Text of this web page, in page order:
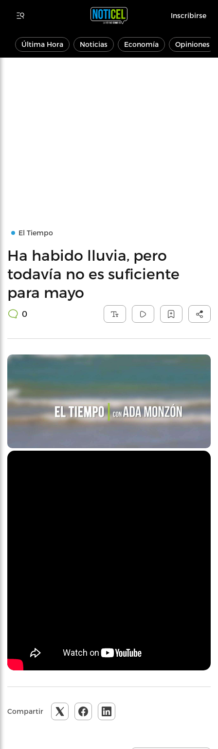
Inscribirse
Última Hora Noticias Economía Opiniones
El Tiempo
Ha habido lluvia, pero
todavía no es suficiente
para mayo
0
Compartir